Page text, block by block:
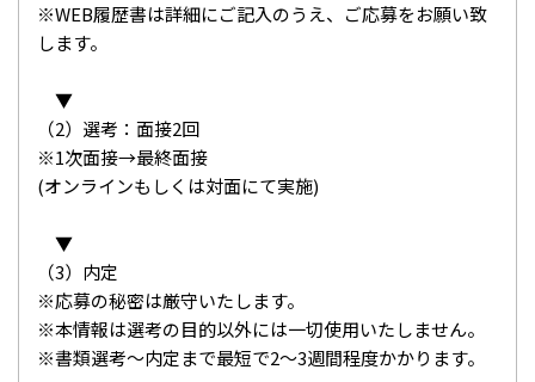
※WEB履歴書は詳細にご記入のうえ、ご応募をお願い致
します。
▼
（2）選考：面接2回
※1次面接→最終面接
(オンラインもしくは対面にて実施)
▼
（3）内定
※応募の秘密は厳守いたします。
※本情報は選考の目的以外には一切使用いたしません。
※書類選考～内定まで最短で2～3週間程度かかります。